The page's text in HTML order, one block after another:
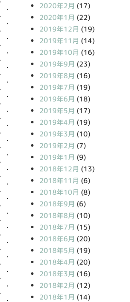
2020年2月 (17)
2020年1月 (22)
2019年12月 (19)
2019年11月 (14)
2019年10月 (16)
2019年9月 (23)
2019年8月 (16)
2019年7月 (19)
2019年6月 (18)
2019年5月 (17)
2019年4月 (19)
2019年3月 (10)
2019年2月 (7)
2019年1月 (9)
2018年12月 (13)
2018年11月 (6)
2018年10月 (8)
2018年9月 (6)
2018年8月 (10)
2018年7月 (15)
2018年6月 (20)
2018年5月 (19)
2018年4月 (20)
2018年3月 (16)
2018年2月 (12)
2018年1月 (14)